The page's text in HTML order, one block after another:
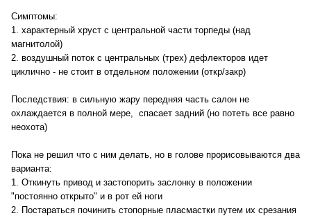
Симптомы:
1. характерный хруст с центральной части торпеды (над
магнитолой)
2. воздушный поток с центральных (трех) дефлекторов идет
циклично - не стоит в отдельном положении (откр/закр)
Последствия: в сильную жару передняя часть салон не
охлаждается в полной мере, спасает задний (но потеть все равно
неохота)
Пока не решил что с ним делать, но в голове прорисовываются два
варианта:
1. Откинуть привод и застопорить заслонку в положении
"постоянно открыто" и в рот ей ноги
2. Постараться починить стопорные пласмастки путем их срезания